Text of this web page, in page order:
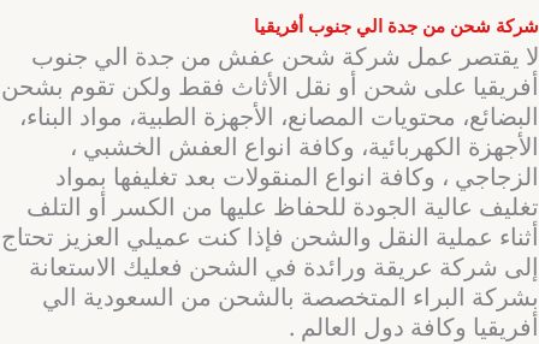
شركة شحن من جدة الي جنوب أفريقيا
لا يقتصر عمل شركة شحن عفش من جدة الي جنوب
أفريقيا على شحن أو نقل الأثاث فقط ولكن تقوم بشحن
البضائع، محتويات المصانع، الأجهزة الطبية، مواد البناء،
الأجهزة الكهربائية، وكافة انواع العفش الخشبي ،
الزجاجي ، وكافة انواع المنقولات بعد تغليفها بمواد
تغليف عالية الجودة للحفاظ عليها من الكسر أو التلف
أثناء عملية النقل والشحن فإذا كنت عميلي العزيز تحتاج
إلى شركة عريقة ورائدة في الشحن فعليك الاستعانة
بشركة البراء المتخصصة بالشحن من السعودية الي
أفريقيا وكافة دول العالم .